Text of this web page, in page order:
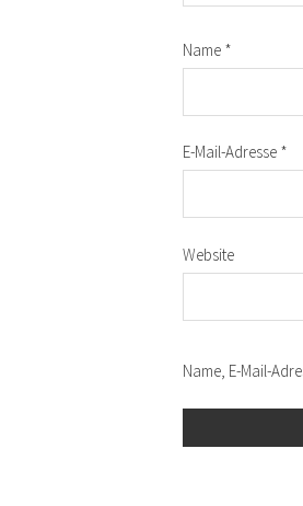
Name *
E-Mail-Adresse *
Website
Name, E-Mail-